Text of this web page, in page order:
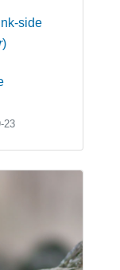
side
)
23